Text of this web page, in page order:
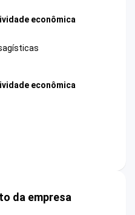
econômica
econômica
da empresa